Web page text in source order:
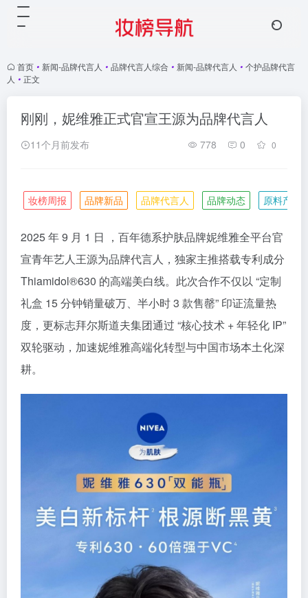
首页 • 新闻-品牌代言人 • 品牌代言人综合 • 新闻-品牌代言人 • 个护品牌代言
人 • 正文
刚刚，妮维雅正式官宣王源为品牌代言人
11个月前发布 778 0 0
妆榜周报 品牌新品 品牌代言人 品牌动态 原料产业
2025 年 9 月 1 日 ，百年德系护肤品牌妮维雅全平台官
宣青年艺人王源为品牌代言人，独家主推搭载专利成分
Thiamidol®630 的高端美白线。此次合作不仅以 “定制
礼盒 15 分钟销量破万、半小时 3 款售罄” 印证流量热
度，更标志拜尔斯道夫集团通过 “核心技术 + 年轻化 IP”
双轮驱动，加速妮维雅高端化转型与中国市场本土化深
耕。​